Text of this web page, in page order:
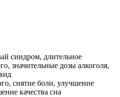
синдром, длительное
значительные дозы алкоголя,
снятие боли, улучшение
качества сна